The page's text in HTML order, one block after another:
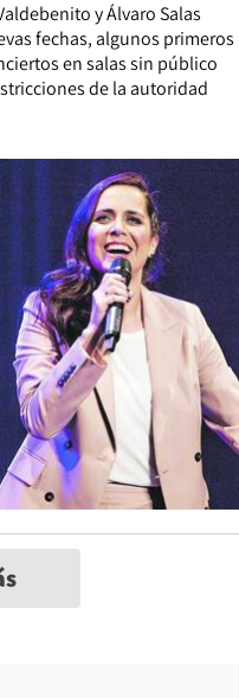
y Álvaro Salas
fechas, algunos primeros
en salas sin público
de la autoridad